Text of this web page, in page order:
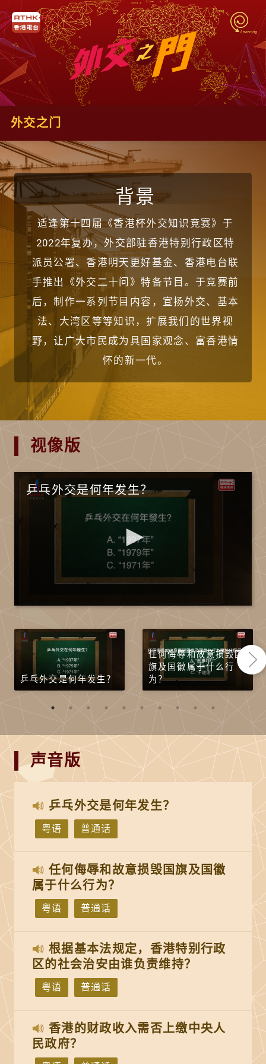
外交之门
背景
适逢第十四届《香港杯外交知识竞赛》于
2022年复办，外交部驻香港特别行政区特
派员公署、香港明天更好基金、香港电台联
手推出《外交二十问》特备节目。于竞赛前
后，制作一系列节目内容，宣扬外交、基本
法、大湾区等等知识，扩展我们的世界视
野，让广大市民成为具国家观念、富香港情
怀的新一代。
视像版
乒乓外交是何年发生？
乒乓外交是何年发生？
任何侮辱和故意损毁国
旗及国徽属于什么行
为？
声音版
乒乓外交是何年发生？
粤语 普通话
任何侮辱和故意损毁国旗及国徽
属于什么行为？
粤语 普通话
根据基本法规定，香港特别行政
区的社会治安由谁负责维持？
粤语 普通话
香港的财政收入需否上缴中央人
民政府？